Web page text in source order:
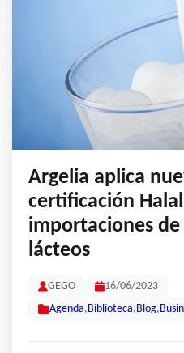
Argelia aplica
certificación
importaciones
lácteos
GEGO 16/06/2023
Agenda, Biblioteca, Blog,